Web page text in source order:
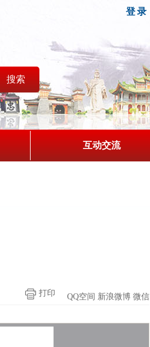
登录
互动交流
打印 QQ空间 新浪微博 微信